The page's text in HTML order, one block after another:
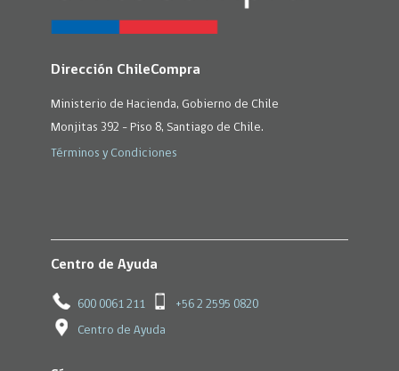
Dirección ChileCompra
Ministerio de Hacienda, Gobierno de Chile
Monjitas 392 - Piso 8, Santiago de Chile.
Términos y Condiciones
Centro de Ayuda
600 0061 211 +56 2 2595 0820
Centro de Ayuda